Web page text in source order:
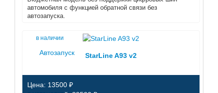
автомобиля с функцией обратной связи без
автозапуска.
в наличии
Автозапуск StarLine A93 v2
Цена: 13500 ₽